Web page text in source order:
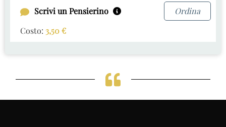
Scrivi un Pensierino
Ordina
Costo: 3,50€